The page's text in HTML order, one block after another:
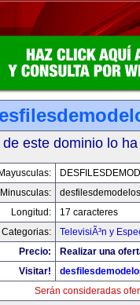
este dominio lo
Mayusculas:
Minusculas:
Longitud:
17 caracteres
Categorias:
TelevisiÃ³n y
Precio:
Realizar una
Visitar!
Serán consideradas